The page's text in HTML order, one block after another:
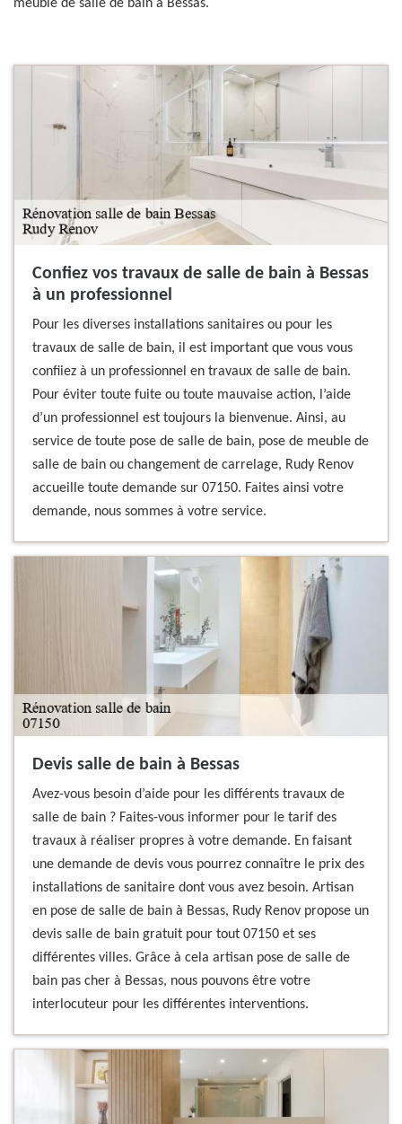
meuble de salle de bain à Bessas.
Confiez vos travaux de salle de bain à Bessas
à un professionnel
Pour les diverses installations sanitaires ou pour les
travaux de salle de bain, il est important que vous vous
confiiez à un professionnel en travaux de salle de bain.
Pour éviter toute fuite ou toute mauvaise action, l’aide
d’un professionnel est toujours la bienvenue. Ainsi, au
service de toute pose de salle de bain, pose de meuble de
salle de bain ou changement de carrelage, Rudy Renov
accueille toute demande sur 07150. Faites ainsi votre
demande, nous sommes à votre service.
Devis salle de bain à Bessas
Avez-vous besoin d’aide pour les différents travaux de
salle de bain ? Faites-vous informer pour le tarif des
travaux à réaliser propres à votre demande. En faisant
une demande de devis vous pourrez connaître le prix des
installations de sanitaire dont vous avez besoin. Artisan
en pose de salle de bain à Bessas, Rudy Renov propose un
devis salle de bain gratuit pour tout 07150 et ses
différentes villes. Grâce à cela artisan pose de salle de
bain pas cher à Bessas, nous pouvons être votre
interlocuteur pour les différentes interventions.